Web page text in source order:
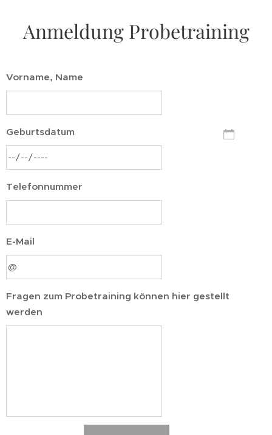
Anmeldung Probetraining
Vorname, Name
Geburtsdatum
Telefonnummer
E-Mail
Fragen zum Probetraining können hier gestellt
werden